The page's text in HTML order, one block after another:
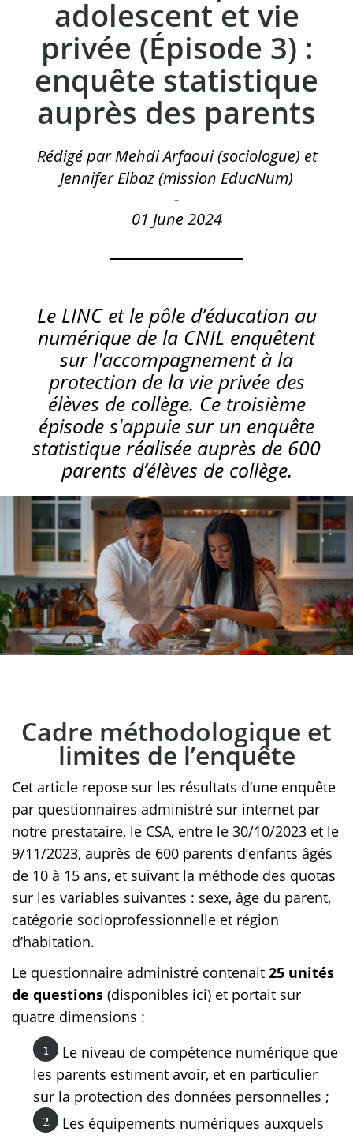
adolescent et vie
privée (Épisode 3) :
enquête statistique
auprès des parents
Rédigé par Mehdi Arfaoui (sociologue) et
Jennifer Elbaz (mission EducNum)
-
01 June 2024
Le LINC et le pôle d’éducation au
numérique de la CNIL enquêtent
sur l'accompagnement à la
protection de la vie privée des
élèves de collège. Ce troisième
épisode s'appuie sur un enquête
statistique réalisée auprès de 600
parents d’élèves de collège.
Cadre méthodologique et
limites de l’enquête
Cet article repose sur les résultats d’une enquête
par questionnaires administré sur internet par
notre prestataire, le CSA, entre le 30/10/2023 et le
9/11/2023, auprès de 600 parents d’enfants âgés
de 10 à 15 ans, et suivant la méthode des quotas
sur les variables suivantes : sexe, âge du parent,
catégorie socioprofessionnelle et région
d’habitation.
Le questionnaire administré contenait 25 unités
de questions (disponibles ici) et portait sur
quatre dimensions :
Le niveau de compétence numérique que
les parents estiment avoir, et en particulier
sur la protection des données personnelles ;
Les équipements numériques auxquels